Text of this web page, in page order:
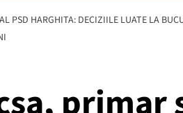
PSD HARGHITA: DECIZIILE LUATE LA